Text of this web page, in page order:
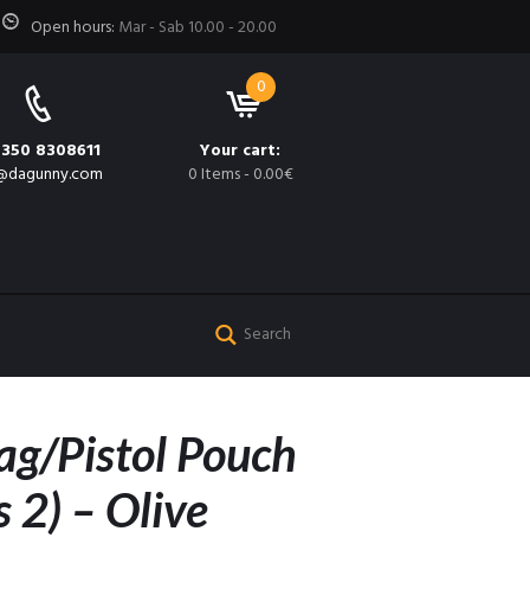
Open hours: Mar - Sab 10.00 - 20.00
8308611
0
Your cart:
0 Items- 0.00€
Pistol Pouch
2) – Olive